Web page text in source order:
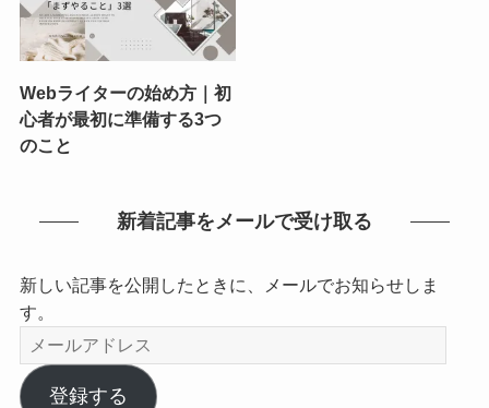
Webライターの始め方｜初
心者が最初に準備する3つ
のこと
新着記事をメールで受け取る
新しい記事を公開したときに、メールでお知らせしま
す。
メ
ー
ル
登録する